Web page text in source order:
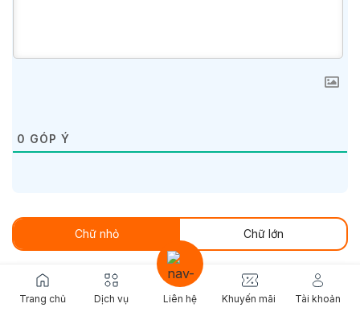
0 GÓP Ý
Chữ nhỏ Chữ lớn
Trang chủ Dịch vụ Liên hệ Khuyến mãi Tài khoản